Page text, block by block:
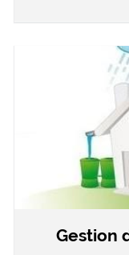
Gestion